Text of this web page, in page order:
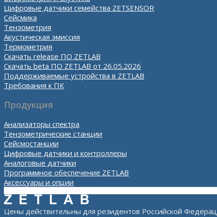
Цифровые датчики семейства ZETSENSOR
Сейсмика
Тензометрия
Акустическая эмиссия
Термометрия
Скачать release ПО ZETLAB
Скачать beta ПО ZETLAB от 26.05.2026
Поддерживаемые устройства в ZETLAB
Требования к ПК
Продукция
Анализаторы спектра
Тензометрические станции
Сейсмостанции
Цифровые датчики и контроллеры
Аналоговые датчики
Программное обеспечение ZETLAB
Аксессуары и опции
Цены действительны для резидентов Российской